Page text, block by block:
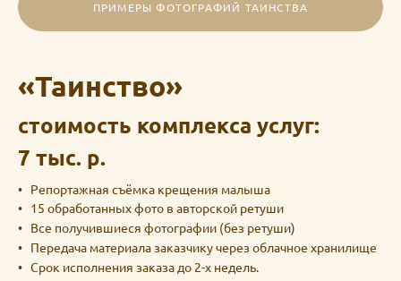
ПРИМЕРЫ ФОТОГРАФИЙ ТАИНСТВА
«Таинство»
стоимость комплекса услуг:
7 тыс. р.
Репортажная съёмка крещения малыша
15 обработанных фото в авторской ретуши
Все получившиеся фотографии (без ретуши)
Передача материала заказчику через облачное хранилище
Срок исполнения заказа до 2-х недель.